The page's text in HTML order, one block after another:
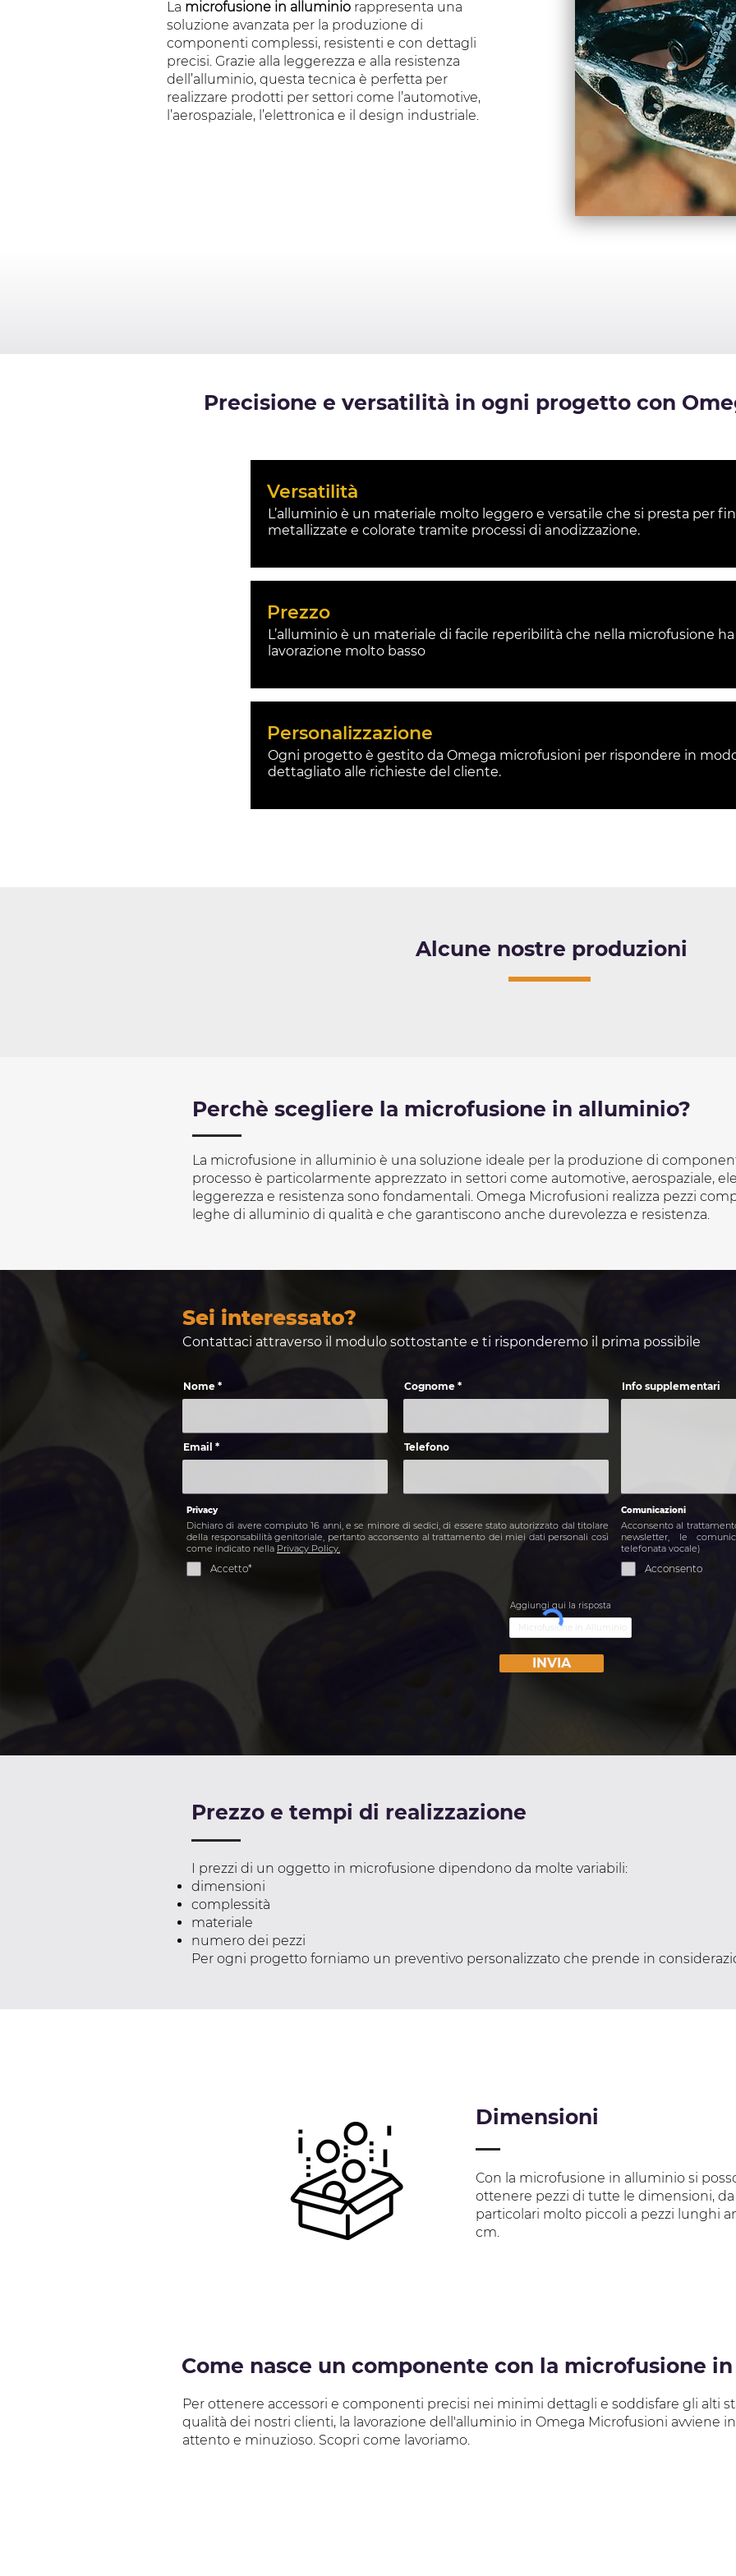
La microfusione in alluminio rappresenta una
soluzione avanzata per la produzione di
componenti complessi, resistenti e con dettagli
precisi. Grazie alla leggerezza e alla resistenza
dell’alluminio, questa tecnica è perfetta per
realizzare prodotti per settori come l’automotive,
l’aerospaziale, l’elettronica e il design industriale.
Precisione e versatilità in ogni progetto con
Versatilità
L’alluminio è un materiale molto leggero e versatile che si presta per
metallizzate e colorate tramite processi di anodizzazione.
Prezzo
L’alluminio è un materiale di facile reperibilità che nella microfusione
lavorazione molto basso
Personalizzazione
Ogni progetto è gestito da Omega microfusioni per rispondere in
dettagliato alle richieste del cliente.
Alcune nostre produzioni
Perchè scegliere la microfusione in alluminio?
La microfusione in alluminio è una soluzione ideale per la produzione di
processo è particolarmente apprezzato in settori come automotive, aerospaziale,
leggerezza e resistenza sono fondamentali. Omega Microfusioni realizza pezzi
leghe di alluminio di qualità e che garantiscono anche durevolezza e resistenza.
Sei interessato?
Contattaci attraverso il modulo sottostante e ti risponderemo il prima possibile
Nome
Email
Cognome
Telefono
Privacy
Dichiaro di avere compiuto 16 anni, e se minore di sedici, di essere stato autorizzato dal titolare
della responsabilità genitoriale, pertanto acconsento al trattamento dei miei dati personali così
come indicato nella Privacy Policy.
Accetto*
Info supplementari
Comunicazioni
Acconsento al
newsletter, le
telefonata vocale)
Acconsento
Aggiungi qui la risposta
INVIA
Prezzo e tempi di realizzazione
I prezzi di un oggetto in microfusione dipendono da molte variabili:
dimensioni
complessità
materiale
numero dei pezzi
Per ogni progetto forniamo un preventivo personalizzato che prende in
Dimensioni
Con la microfusione in alluminio si
ottenere pezzi di tutte le dimensioni, da
particolari molto piccoli a pezzi lunghi
cm.
Come nasce un componente con la microfusione
Per ottenere accessori e componenti precisi nei minimi dettagli e soddisfare gli alti
qualità dei nostri clienti, la lavorazione dell'alluminio in Omega Microfusioni avviene
attento e minuzioso. Scopri come lavoriamo.